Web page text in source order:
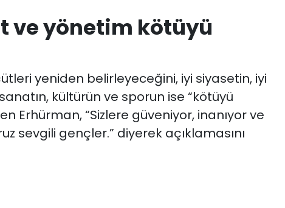
ve yönetim kötüyü
yeniden belirleyeceğini, iyi siyasetin, iyi
kültürün ve sporun ise “kötüyü
Erhürman, “Sizlere güveniyor, inanıyor ve
sevgili gençler.” diyerek açıklamasını